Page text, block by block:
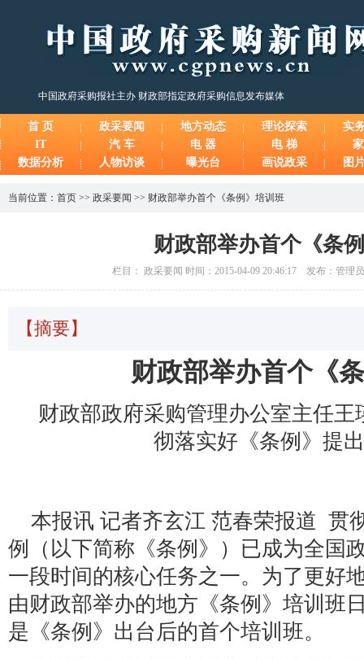
中国政府采购报社主办 财政部指定政府采购信息发布媒体
首 页 政采要闻 地方动态 理论探索
实
IT
汽 车 电 器 电 梯
数据分析
人物访谈 曝光台 画说政采 图
当前位置： 首页 >> 政采要闻 >> 财政部举办首个《条例》培训班
财政部举办首个《条
栏目： 政采要闻 时间：2015-04-09 20:46:17 发布：管理
【摘要】
财政部举办首个《
财政部政府采购管理办公室主任
彻落实好《条例》提
本报讯 记者齐玄江 范春荣报道 贯
例（以下简称《条例》）已成为全国
一段时间的核心任务之一。为了更好
由财政部举办的地方《条例》培训班
是《条例》出台后的首个培训班。